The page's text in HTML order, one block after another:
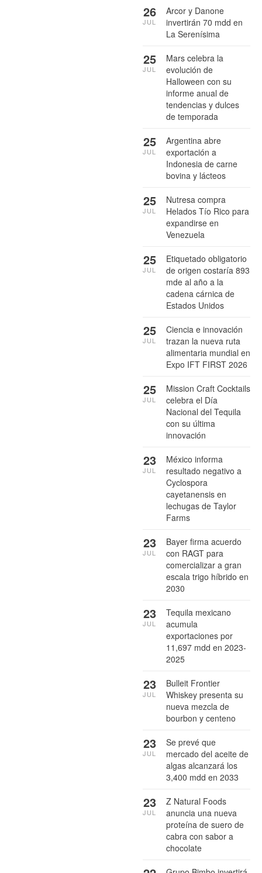
Arcor y Danone
invertirán 70 mdd en
La Serenísima
26
JUL
Mars celebra la
evolución de
Halloween con su
informe anual de
tendencias y dulces
de temporada
25
JUL
Argentina abre
exportación a
Indonesia de carne
bovina y lácteos
25
JUL
Nutresa compra
Helados Tío Rico para
expandirse en
Venezuela
25
JUL
Etiquetado obligatorio
de origen costaría 893
mde al año a la
cadena cárnica de
Estados Unidos
25
JUL
Ciencia e innovación
trazan la nueva ruta
alimentaria mundial en
Expo IFT FIRST 2026
25
JUL
Mission Craft Cocktails
celebra el Día
Nacional del Tequila
con su última
innovación
25
JUL
México informa
resultado negativo a
Cyclospora
cayetanensis en
lechugas de Taylor
Farms
23
JUL
Bayer firma acuerdo
con RAGT para
comercializar a gran
escala trigo híbrido en
2030
23
JUL
Tequila mexicano
acumula
exportaciones por
11,697 mdd en 2023-
2025
23
JUL
Bulleit Frontier
Whiskey presenta su
nueva mezcla de
bourbon y centeno
23
JUL
Se prevé que
mercado del aceite de
algas alcanzará los
3,400 mdd en 2033
23
JUL
Z Natural Foods
anuncia una nueva
proteína de suero de
cabra con sabor a
chocolate
23
JUL